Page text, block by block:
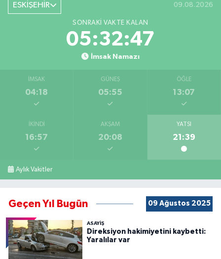
ESKİŞEHİR 09.08.2026
SONRAKI VAKTE KALAN
05:32:47
İmsak Namazı
İMSAK
04:18
GÜNEŞ
05:55
ÖĞLE
13:07
İKINDI
16:57
AKŞAM
20:08
YATSI
21:39
Aylık Vakitler
Geçen Yıl Bugün 09 Ağustos 2025
ASAYİŞ
Direksiyon hakimiyetini kaybetti:
Yaralılar var